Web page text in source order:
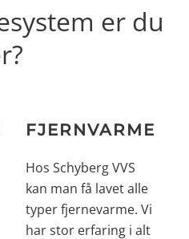
er du
FJERNVARME
Hos Schyberg VVS
kan man få lavet alle
typer fjernevarme. Vi
har stor erfaring i alt